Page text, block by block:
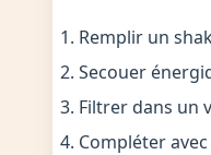
Remplir un
Secouer
Filtrer dans un
Compléter